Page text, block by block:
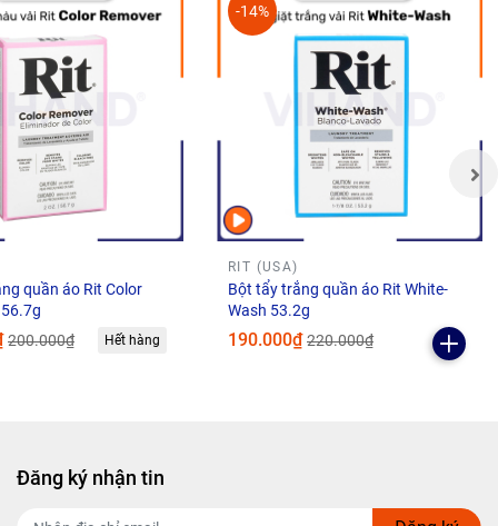
thêm
sắc
cũ đến
quần áo Rit Color
200.000₫ Hết hàng
-14%
RIT (USA)
Bột tẩy trắng quần áo Rit White-
Wash 53.2g
190.000₫ 220.000₫
Đăng ký nhận tin